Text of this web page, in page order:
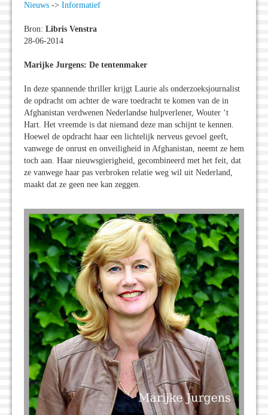
Nieuws -> Informatief
Bron: Libris Venstra
28-06-2014
Marijke Jurgens: De tentenmaker
In deze spannende thriller krijgt Laurie als onderzoeksjournalist
de opdracht om achter de ware toedracht te komen van de in
Afghanistan verdwenen Nederlandse hulpverlener, Wouter ‘t
Hart. Het vreemde is dat niemand deze man schijnt te kennen.
Hoewel de opdracht haar een lichtelijk nerveus gevoel geeft,
vanwege de onrust en onveiligheid in Afghanistan, neemt ze hem
toch aan. Haar nieuwsgierigheid, gecombineerd met het feit, dat
ze vanwege haar pas verbroken relatie weg wil uit Nederland,
maakt dat ze geen nee kan zeggen.